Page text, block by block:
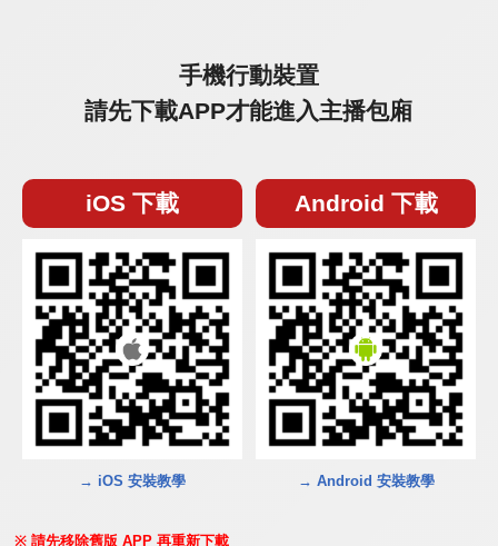
手機行動裝置
請先下載APP才能進入主播包廂
iOS 下載
→ iOS 安裝教學
Android 下載
→ Android 安裝教學
請先移除舊版 APP 再重新下載